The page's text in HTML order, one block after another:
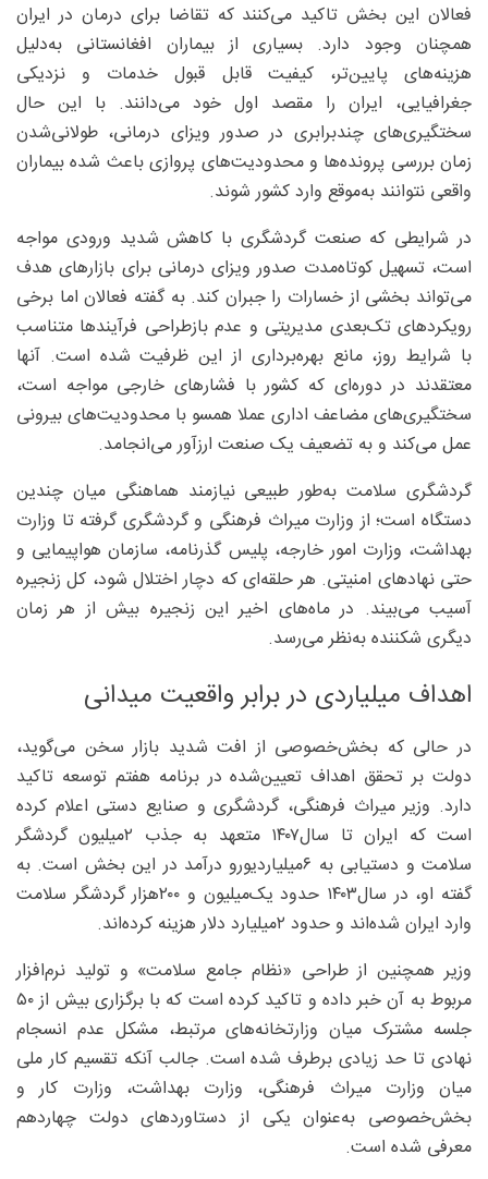
فعالان این بخش تاکید می‌کنند که تقاضا برای درمان در ایران
همچنان وجود دارد. بسیاری از بیماران افغانستانی به‌دلیل
هزینه‌های پایین‌تر، کیفیت قابل قبول خدمات و نزدیکی
جغرافیایی، ایران را مقصد اول خود می‌دانند. با این حال
سختگیری‌های چندبرابری در صدور ویزای درمانی، طولانی‌شدن
زمان بررسی پرونده‌ها و محدودیت‌های پروازی باعث شده بیماران
واقعی نتوانند به‌موقع وارد کشور شوند.
در شرایطی که صنعت گردشگری با کاهش شدید ورودی مواجه
است، تسهیل کوتاه‌مدت صدور ویزای درمانی برای بازارهای هدف
می‌تواند بخشی از خسارات را جبران کند. به گفته فعالان اما برخی
رویکردهای تک‌بعدی مدیریتی و عدم بازطراحی فرآیندها متناسب
با شرایط روز، مانع بهره‌برداری از این ظرفیت شده است. آنها
معتقدند در دوره‌ای که کشور با فشارهای خارجی مواجه است،
سختگیری‌های مضاعف اداری عملا همسو با محدودیت‌های بیرونی
عمل می‌کند و به تضعیف یک صنعت ارزآور می‌انجامد.
گردشگری سلامت به‌طور طبیعی نیازمند هماهنگی میان چندین
دستگاه است؛ از وزارت میراث فرهنگی و گردشگری گرفته تا وزارت
بهداشت، وزارت امور خارجه، پلیس گذرنامه، سازمان هواپیمایی و
حتی نهادهای امنیتی. هر حلقه‌ای که دچار اختلال شود، کل زنجیره
آسیب می‌بیند. در ماه‌های اخیر این زنجیره بیش از هر زمان
دیگری شکننده به‌نظر می‌رسد.
اهداف‌ میلیاردی در برابر واقعیت میدانی
در حالی که بخش‌خصوصی از افت شدید بازار سخن می‌گوید،
دولت بر تحقق اهداف تعیین‌شده در برنامه هفتم توسعه تاکید
دارد. وزیر میراث فرهنگی، گردشگری و صنایع دستی اعلام کرده
است که ایران تا سال۱۴۰۷ متعهد به جذب ۲‌میلیون گردشگر
سلامت و دستیابی به ۶‌میلیارد‌یورو درآمد در این بخش است. به
گفته او، در سال‌۱۴۰۳ حدود یک‌میلیون و ۲۰۰‌هزار گردشگر سلامت
وارد ایران شده‌اند و حدود ۲‌میلیارد دلار هزینه کرده‌اند.
وزیر همچنین از طراحی «نظام جامع سلامت» و تولید نرم‌افزار
مربوط به آن خبر داده و تاکید کرده است که با برگزاری بیش از ۵۰
جلسه مشترک میان وزارتخانه‌های مرتبط، مشکل عدم انسجام
نهادی تا حد زیادی برطرف شده است. جالب آنکه تقسیم کار ملی
میان وزارت میراث فرهنگی، وزارت بهداشت، وزارت کار و
بخش‌خصوصی به‌عنوان یکی از دستاوردهای دولت چهاردهم
معرفی شده است.